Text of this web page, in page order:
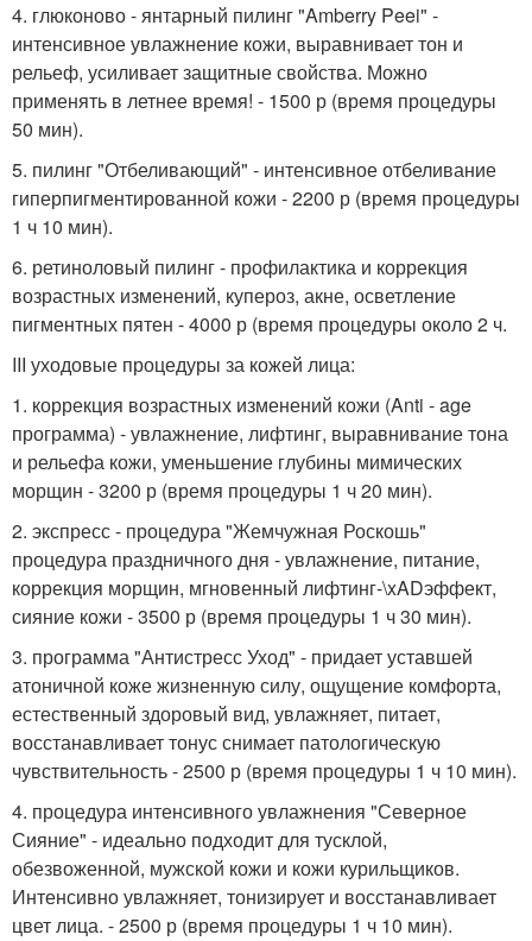
4. глюконово - янтарный пилинг "Amberry Peei" -
интенсивное увлажнение кожи, выравнивает тон и
рельеф, усиливает защитные свойства. Можно
применять в летнее время! - 1500 р (время процедуры
50 мин).
5. пилинг "Отбеливающий" - интенсивное отбеливание
гиперпигментированной кожи - 2200 р (время процедуры
1 ч 10 мин).
6. ретиноловый пилинг - профилактика и коррекция
возрастных изменений, купероз, акне, осветление
пигментных пятен - 4000 р (время процедуры около 2 ч.
III уходовые процедуры за кожей лица:
1. коррекция возрастных изменений кожи (Anti - age
программа) - увлажнение, лифтинг, выравнивание тона
и рельефа кожи, уменьшение глубины мимических
морщин - 3200 р (время процедуры 1 ч 20 мин).
2. экспресс - процедура "Жемчужная Роскошь"
процедура праздничного дня - увлажнение, питание,
коррекция морщин, мгновенный лифтинг-\xADэффект,
сияние кожи - 3500 р (время процедуры 1 ч 30 мин).
3. программа "Антистресс Уход" - придает уставшей
атоничной коже жизненную силу, ощущение комфорта,
естественный здоровый вид, увлажняет, питает,
восстанавливает тонус снимает патологическую
чувствительность - 2500 р (время процедуры 1 ч 10 мин).
4. процедура интенсивного увлажнения "Северное
Сияние" - идеально подходит для тусклой,
обезвоженной, мужской кожи и кожи курильщиков.
Интенсивно увлажняет, тонизирует и восстанавливает
цвет лица. - 2500 р (время процедуры 1 ч 10 мин).